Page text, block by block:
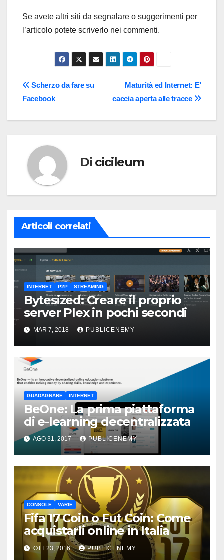
Se avete altri siti da segnalare o suggerimenti per
l’articolo potete scriverlo nei commenti.
Navigazione
Maturità ed Internet: E’
caccia aperta alle tracce
Scherzo da fare su
Facebook
Di cicileum
Articoli correlati
INTERNET P2P STREAMING
Bytesized: Creare il proprio
server Plex in pochi secondi
MAR 7, 2018 PUBLICENEMY
GUADAGNARE INTERNET
BeOne: La prima piattaforma
di e-learning decentralizzata
AGO 31, 2017 PUBLICENEMY
CONSOLE VARIE
Fifa 17 Coin o Fut Coin: Come
acquistarli online in Italia
OTT 23, 2016 PUBLICENEMY